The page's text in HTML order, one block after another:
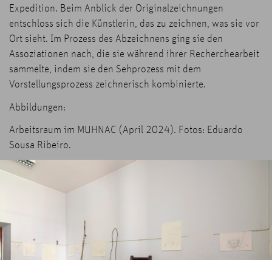
Expedition. Beim Anblick der Originalzeichnungen
entschloss sich die Künstlerin, das zu zeichnen, was sie vor
Ort sieht. Im Prozess des Abzeichnens ging sie den
Assoziationen nach, die sie während ihrer Recherchearbeit
sammelte, indem sie den Sehprozess mit dem
Vorstellungsprozess zeichnerisch kombinierte.
Abbildungen:
Arbeitsraum im MUHNAC (April 2024). Fotos: Eduardo
Sousa Ribeiro.